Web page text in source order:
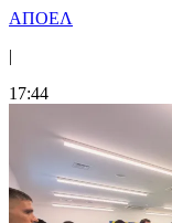
ΑΠΟΕΛ
|
17:44